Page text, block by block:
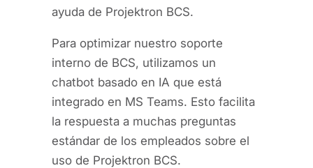
ayuda de Projektron BCS.
Para optimizar nuestro soporte
interno de BCS, utilizamos un
chatbot basado en IA que está
integrado en MS Teams. Esto facilita
la respuesta a muchas preguntas
estándar de los empleados sobre el
uso de Projektron BCS.